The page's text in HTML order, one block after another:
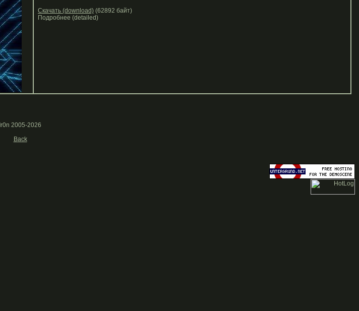
Скачать (download) (62892 байт)
Подробнее (detailed)
Ir0n 2005-2026
Back